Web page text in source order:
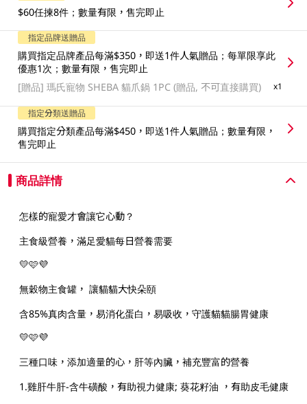
$60任揀8件；數量有限，售完即止
指定品牌送贈品
購買指定品牌產品每滿$350，即送1件人氣贈品；每單限享此
優惠1次；數量有限，售完即止
[贈品]瑪氏寵物 SHEBA 貓爪鍋 1PC (贈品, 不可直接購買) x1
指定分類送贈品
購買指定分類產品每滿$450，即送1件人氣贈品；數量有限，
售完即止
商品詳情
怎樣的寵愛才會讓它心動？
主食級營養，滿足愛貓每日營養需要
💛🩷💜
無穀物主食罐， 讓貓貓大快朵頤
含85%真肉含量，易消化蛋白，易吸收，守護貓貓腸胃健康
💛🩷💜
三種口味，添加適量的心，肝等內臟，補充豐富的營養
1.雞肝牛肝-含牛磺酸，有助視力健康; 葵花籽油 ，有助皮毛健康